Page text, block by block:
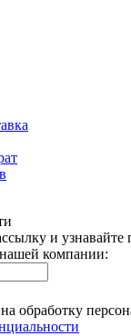
и
компании:
обработку